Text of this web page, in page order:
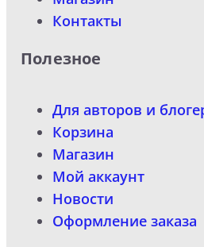
Контакты
Полезное
Для авторов и
Корзина
Магазин
Мой аккаунт
Новости
Оформление заказа